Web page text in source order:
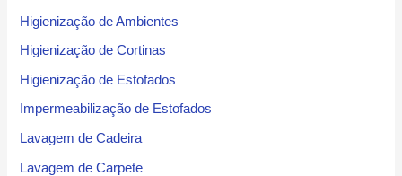
Higienização de Ambientes
Higienização de Cortinas
Higienização de Estofados
Impermeabilização de Estofados
Lavagem de Cadeira
Lavagem de Carpete